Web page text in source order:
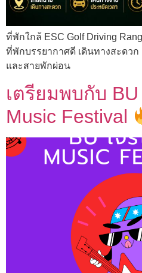
ที่พักใกล้ ESC Golf Driving
ที่พักบรรยากาศดี เดินทางสะดว
และสายพักผ่อน
เตรียมพบกับ
Music Festival